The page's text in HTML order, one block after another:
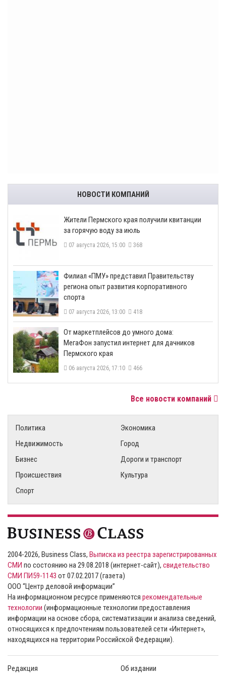
НОВОСТИ КОМПАНИЙ
​Жители Пермского края получили квитанции
за горячую воду за июль
07 августа 2026, 15:00 368
​Филиал «ПМУ» представил Правительству
региона опыт развития корпоративного
спорта
07 августа 2026, 13:00 418
От маркетплейсов до умного дома:
МегаФон запустил интернет для дачников
Пермского края
06 августа 2026, 17:10 466
Все новости компаний
Политика
Экономика
Недвижимость
Город
Бизнес
Дороги и транспорт
Происшествия
Культура
Спорт
2004-2026, Business Class, Выписка из реестра зарегистрированных
СМИ по состоянию на 29.08.2018 (интернет-сайт), свидетельство
СМИ ПИ59-1143 от 07.02.2017 (газета)
ООО “Центр деловой информации”
На информационном ресурсе применяются рекомендательные
технологии (информационные технологии предоставления
информации на основе сбора, систематизации и анализа сведений,
относящихся к предпочтениям пользователей сети «Интернет»,
находящихся на территории Российской Федерации).
Редакция Об издании